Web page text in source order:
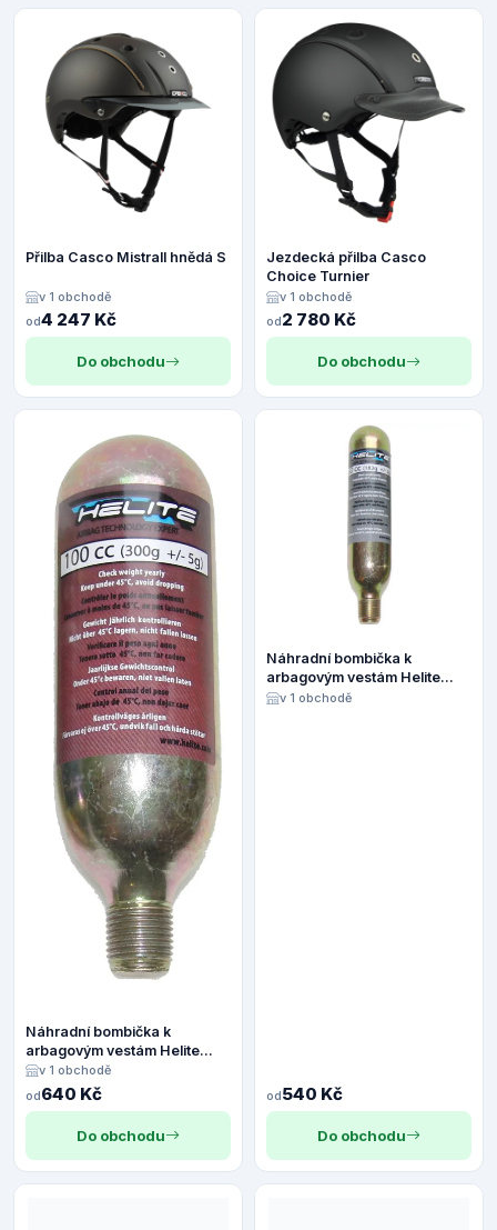
Přilba Casco Mistrall hnědá S
v 1 obchodě
od4 247 Kč
Do obchodu
Jezdecká přilba Casco
Choice Turnier
v 1 obchodě
od2 780 Kč
Do obchodu
Náhradní bombička k
arbagovým vestám Helite
100ccm
v 1 obchodě
od640 Kč
Do obchodu
Náhradní bombička k
arbagovým vestám Helite
60ccm
v 1 obchodě
od540 Kč
Do obchodu